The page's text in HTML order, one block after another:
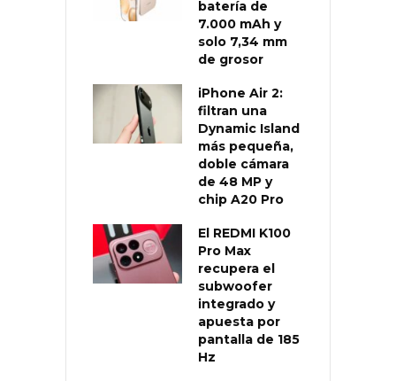
batería de
7.000 mAh y
solo 7,34 mm
de grosor
iPhone Air 2:
filtran una
Dynamic Island
más pequeña,
doble cámara
de 48 MP y
chip A20 Pro
El REDMI K100
Pro Max
recupera el
subwoofer
integrado y
apuesta por
pantalla de 185
Hz